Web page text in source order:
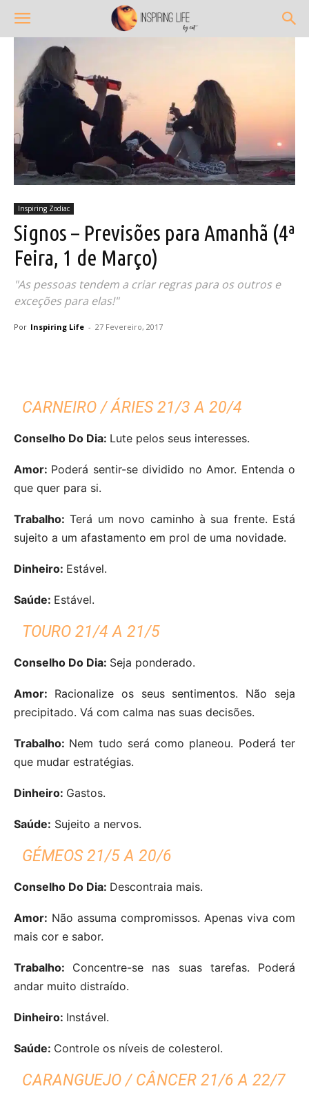
Inspiring Zodiac
Signos – Previsões para Amanhã (4ª
Feira, 1 de Março)
"As pessoas tendem a criar regras para os outros e
exceções para elas!"
Por Inspiring Life - 27 Fevereiro, 2017
CARNEIRO / ÁRIES 21/3 A 20/4
Conselho Do Dia: Lute pelos seus interesses.
Amor: Poderá sentir-se dividido no Amor. Entenda o
que quer para si.
Trabalho: Terá um novo caminho à sua frente. Está
sujeito a um afastamento em prol de uma novidade.
Dinheiro: Estável.
Saúde: Estável.
TOURO 21/4 A 21/5
Conselho Do Dia: Seja ponderado.
Amor: Racionalize os seus sentimentos. Não seja
precipitado. Vá com calma nas suas decisões.
Trabalho: Nem tudo será como planeou. Poderá ter
que mudar estratégias.
Dinheiro: Gastos.
Saúde: Sujeito a nervos.
GÉMEOS 21/5 A 20/6
Conselho Do Dia: Descontraia mais.
Amor: Não assuma compromissos. Apenas viva com
mais cor e sabor.
Trabalho: Concentre-se nas suas tarefas. Poderá
andar muito distraído.
Dinheiro: Instável.
Saúde: Controle os níveis de colesterol.
CARANGUEJO / CÂNCER 21/6 A 22/7